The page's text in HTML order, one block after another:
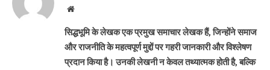
Website
सिद्धभूमि के लेखक एक प्रमुख समाचार लेखक हैं, जिन्होंने समाज
और राजनीति के महत्वपूर्ण मुद्दों पर गहरी जानकारी और विश्लेषण
प्रदान किया है। उनकी लेखनी न केवल तथ्यात्मक होती है, बल्कि